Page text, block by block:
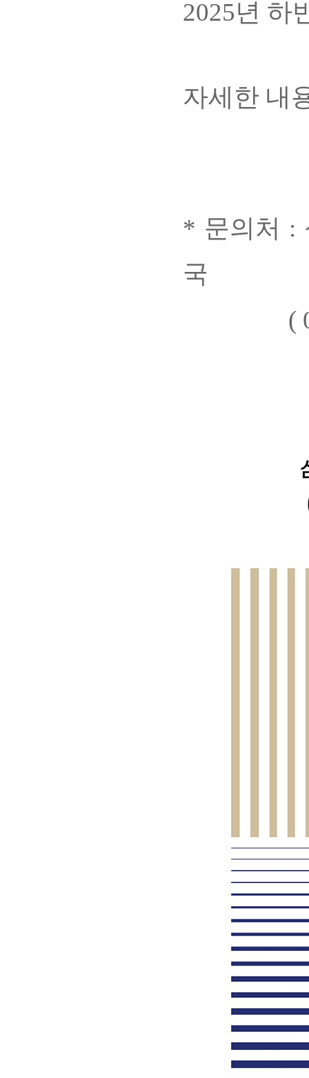
2025년 하
자세한 내
* 문의처 :
국
( 02-